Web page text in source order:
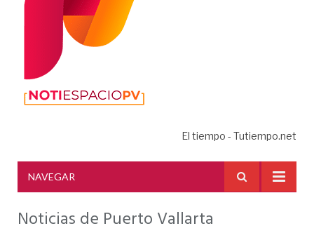
El tiempo - Tutiempo.net
NAVEGAR
Noticias de Puerto Vallarta